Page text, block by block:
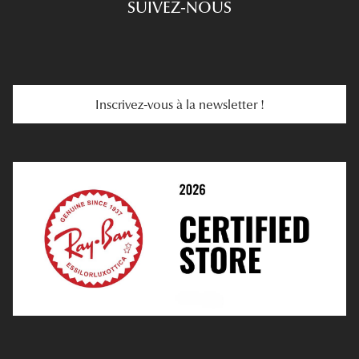
Se Faire Rembourser
Entretenir Ses Lentilles
Prescription De Lentilles
Verres Unifocaux
Verres Progressifs
Mes Premières Lunettes
Carte Cadeau
Médiation
SUIVEZ-NOUS
Inscrivez-vous à la newsletter !